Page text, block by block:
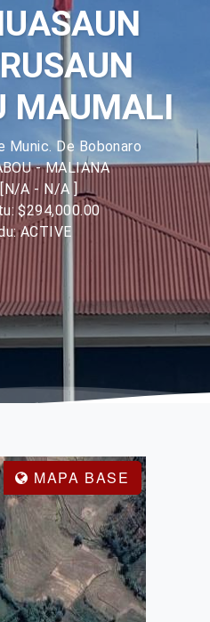
MAUMALI
Munic. De Bobonaro
- MALIANA
A - N/A ]
$294,000.00
ACTIVE
MAPA BASE